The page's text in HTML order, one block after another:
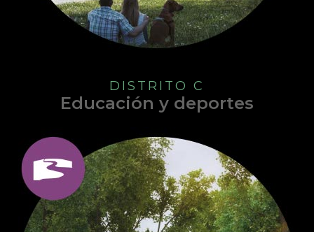
DISTRITO C
Educación y deportes